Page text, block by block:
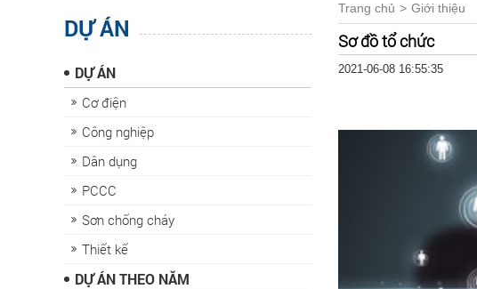
DỰ ÁN
DỰ ÁN
Cơ điện
Công nghiệp
Dân dụng
PCCC
Sơn chống cháy
Thiết kế
DỰ ÁN THEO NĂM
Trang chủ Giới thiệu
Sơ đồ tổ chức
2021-06-08 16:55:35